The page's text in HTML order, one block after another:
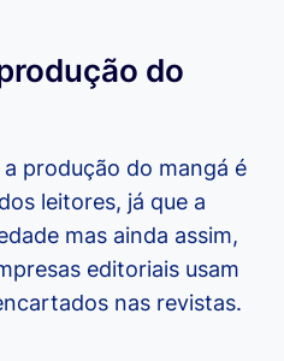
do
produção do mangá é
leitores, já que a
mas ainda assim,
editoriais usam
nas revistas.